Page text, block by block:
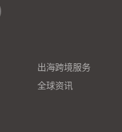
出海跨境服务
全球资讯